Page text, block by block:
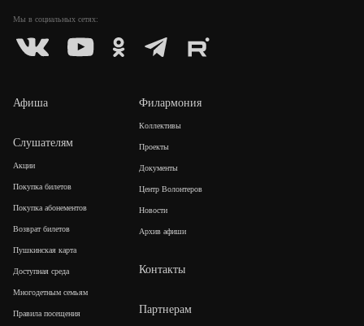
Мы в социальных сетях:
Афиша
Слушателям
Акции
Покупка билетов
Покупка абонементов
Возврат билетов
Пушкинская карта
Доступная среда
Многодетным семьям
Правила посещения
Филармония
Коллективы
Проекты
Документы
Центр Волонтеров
Новости
Архив афиши
Контакты
Партнерам